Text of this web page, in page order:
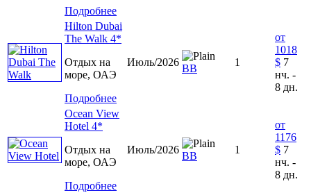
Подробнее
Hilton Dubai
The Walk 4*
Отдых на
море, ОАЭ
Подробнее
Июль/2026
ВВ
1
от
1018
$ 7
нч. -
8 дн.
Ocean View
Hotel 4*
Отдых на
море, ОАЭ
Подробнее
Июль/2026
ВВ
1
от
1176
$ 7
нч. -
8 дн.